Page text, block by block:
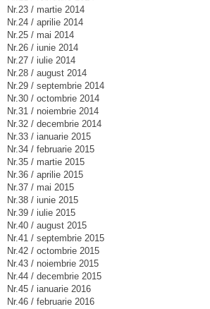
Nr.23 / martie 2014
Nr.24 / aprilie 2014
Nr.25 / mai 2014
Nr.26 / iunie 2014
Nr.27 / iulie 2014
Nr.28 / august 2014
Nr.29 / septembrie 2014
Nr.30 / octombrie 2014
Nr.31 / noiembrie 2014
Nr.32 / decembrie 2014
Nr.33 / ianuarie 2015
Nr.34 / februarie 2015
Nr.35 / martie 2015
Nr.36 / aprilie 2015
Nr.37 / mai 2015
Nr.38 / iunie 2015
Nr.39 / iulie 2015
Nr.40 / august 2015
Nr.41 / septembrie 2015
Nr.42 / octombrie 2015
Nr.43 / noiembrie 2015
Nr.44 / decembrie 2015
Nr.45 / ianuarie 2016
Nr.46 / februarie 2016